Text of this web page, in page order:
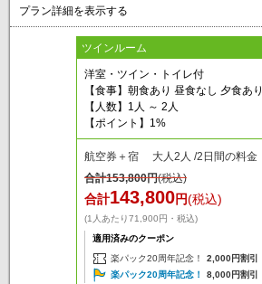
プラン詳細を表示する
ツインルーム
洋室・ツイン・トイレ付
【食事】朝食あり 昼食なし 夕食あり
【人数】1人 ～ 2人
【ポイント】1%
航空券＋宿 大人2人 /2日間の料金
合計153,800円(税込)
合計143,800円(税込)
(1人あたり71,900円・税込)
適用済みのクーポン
楽パック20周年記念！
2,000円割引
楽パック20周年記念！
8,000円割引